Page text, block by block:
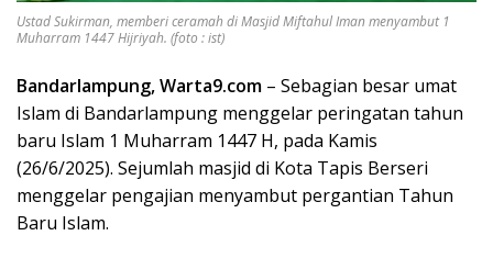
Ustad Sukirman, memberi ceramah di Masjid Miftahul Iman menyambut 1
Muharram 1447 Hijriyah. (foto : ist)
Bandarlampung, Warta9.com – Sebagian besar umat
Islam di Bandarlampung menggelar peringatan tahun
baru Islam 1 Muharram 1447 H, pada Kamis
(26/6/2025). Sejumlah masjid di Kota Tapis Berseri
menggelar pengajian menyambut pergantian Tahun
Baru Islam.